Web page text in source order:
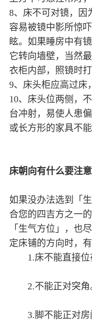
8、床不可对镜，因
容易被镜中影所惊
眩。如果睡房中有
它转向墙壁，当然
衣柜内部，照镜时
9、床头柜应高过床
10、床头位两侧，
台冲射，易使人患
或长方形的家具不
床朝向有什么要注
如果没办法选到「
合您的四吉方之一
「生气方位」，也
定床铺的方向时，
1.床不能直接位
2.不能正对突角
3.脚不能正对房